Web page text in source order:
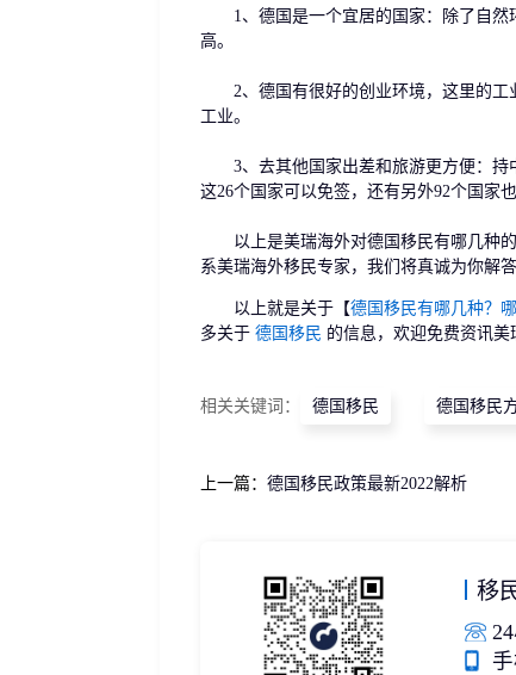
1、德国是一个宜居的国家：除了自然
高。
2、德国有很好的创业环境，这里的工
工业。
3、去其他国家出差和旅游更方便：持
这26个国家可以免签，还有另外92个国家
以上是美瑞海外对德国移民有哪几种的
系美瑞海外移民专家，我们将真诚为你解答
以上就是关于【德国移民有哪几种？
多关于 德国移民 的信息，欢迎免费资讯美
相关关键词： 德国移民 德国移民
上一篇： 德国移民政策最新2022解析
移